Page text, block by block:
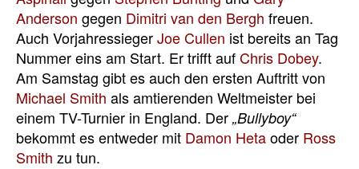
Anderson gegen Dimitri van den Bergh freuen.
Auch VorjahressiegerJoe Cullen ist bereits an Tag
Nummer eins am Start. Er trifft aufChris Dobey.
Am Samstag gibt es auch den ersten Auftritt von
Michael Smith als amtierenden Weltmeister bei
einem TV-Turnier in England. Der „Bullyboy“
bekommt es entweder mit Damon Hetaoder Ross
Smith zu tun.